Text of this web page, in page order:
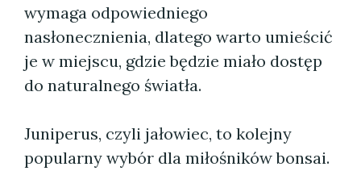
wymaga odpowiedniego
nasłonecznienia, dlatego warto umieścić
je w miejscu, gdzie będzie miało dostęp
do naturalnego światła.
Juniperus, czyli jałowiec, to kolejny
popularny wybór dla miłośników bonsai.